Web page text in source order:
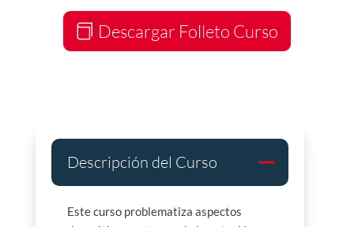
Descargar Folleto Curso
Descripción del Curso
Este curso problematiza aspectos